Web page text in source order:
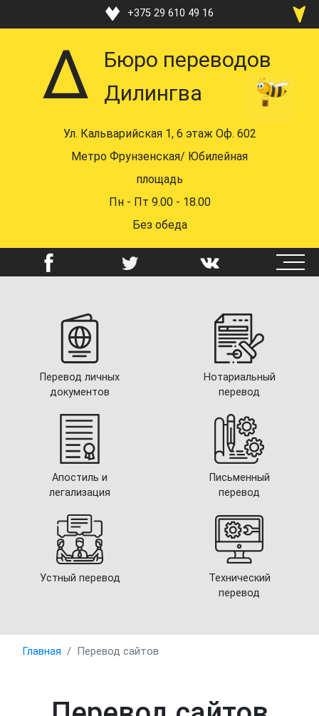
Перейти
к
содержанию
+375 29 610 49 16
+375 17 219 48 16
+375 29 610 49 16
Бюро переводов
Дилингва
Ул. Кальварийская 1, 6 этаж Оф. 602
Метро Фрунзенская/ Юбилейная
площадь
Пн - Пт 9.00 - 18.00
Без обеда
Перевод личных
документов
Нотариальный
перевод
Апостиль и
легализация
Письменный
перевод
Устный перевод
Технический
перевод
Главная Перевод сайтов